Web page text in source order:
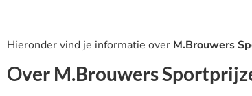
Hieronder vind je informatie over M.Brouwers
Over M.Brouwers